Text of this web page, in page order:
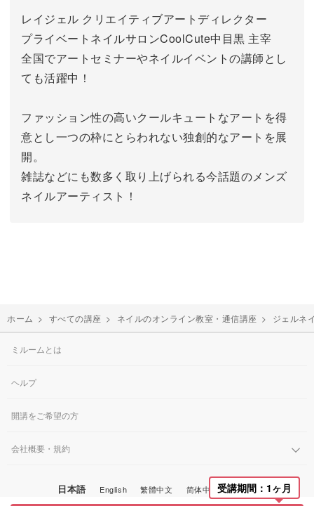
レイジェル クリエイティブアートディレクター
プライベートネイルサロンCoolCute中目黒 主宰
全国でアートセミナーやネイルイベントの講師とし
ても活躍中！
ファッション性の高いクールキュートなアートを得
意とし一つの枠にとらわれない独創的なアートを展
開。
雑誌などにも数多く取り上げられる今話題のメンズ
ネイルアーティスト！
ホーム > すべての講座 > ネイルのオンライン教室・通信講座 > ジェルネ
受講期間：1ヶ月
ミルームとは
ヘルプ
開講をご希望の方
会社概要・規約
日本語 English 繁體中文 简体中文 한국어